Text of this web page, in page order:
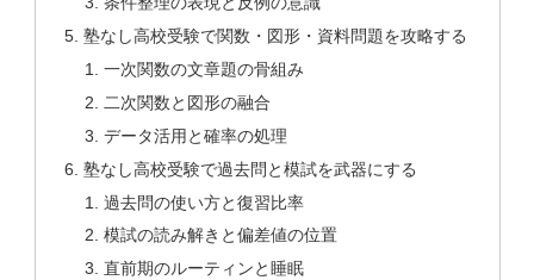
塾なし高校受験で関数・図形・資料問題を攻略する
一次関数の文章題の骨組み
二次関数と図形の融合
データ活用と確率の処理
塾なし高校受験で過去問と模試を武器にする
過去問の使い方と復習比率
模試の読み解きと偏差値の位置
直前期のルーティンと睡眠